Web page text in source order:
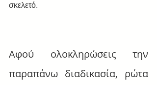
σκελετό.
Αφού ολοκληρώσεις την
παραπάνω διαδικασία, ρώτα